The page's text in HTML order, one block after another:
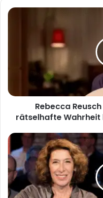
Rebecca
rätselhafte
Wahrheit
hinter
Verschwinden
Rebecca
rätselhafte Wahrheit
Adele
Neuhauser
Freund
–
Ein
Blick